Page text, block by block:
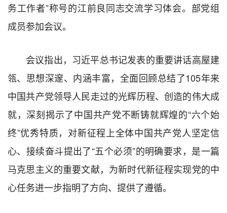
务工作者”称号的江前良同志交流学习体会。部党组
成员参加会议。
会议指出，习近平总书记发表的重要讲话高屋建
瓴、思想深邃、内涵丰富，全面回顾总结了105年来
中国共产党领导人民走过的光辉历程、创造的伟大成
就，深刻揭示了中国共产党不断铸就辉煌的“六个始
终”优秀特质，对新征程上全体中国共产党人坚定信
心、接续奋斗提出了“五个必须”的明确要求，是一篇
马克思主义的重要文献，为新时代新征程实现党的中
心任务进一步指明了方向、提供了遵循。